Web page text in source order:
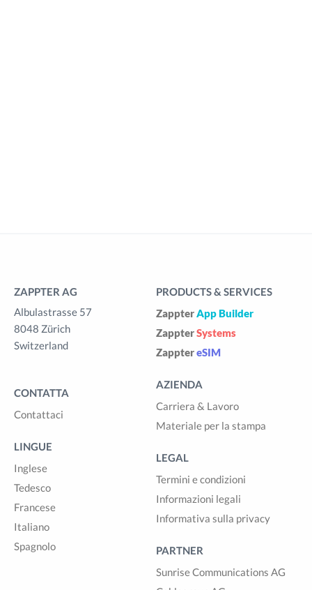
ZAPPTER AG
Albulastrasse 57
8048 Zürich
Switzerland
CONTATTA
Contattaci
LINGUE
Inglese
Tedesco
Francese
Italiano
Spagnolo
PRODUCTS & SERVICES
ZappterApp Builder
ZappterSystems
ZapptereSIM
AZIENDA
Carriera & Lavoro
Materiale per la stampa
LEGAL
Termini e condizioni
Informazioni legali
Informativa sulla privacy
PARTNER
Sunrise Communications AG